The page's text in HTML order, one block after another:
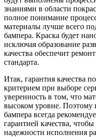
знаниями в области
полное понимание
материалы лучше всего
бампера. Краска будет
исключая образование
качества обеспечит
стандарта.
Итак, гарантия качества
критерием при выборе
уверенность в том, что
высоком уровне. Поэтому
бампера всегда
гарантией качества,
надежности исполнения